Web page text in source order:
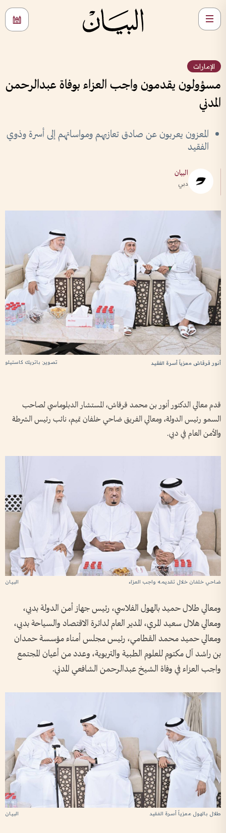
الإمارات
مسؤولون يقدمون واجب العزاء بوفاة عبدالرحمن
المدني
المعزون يعربون عن صادق تعازيهم ومواساتهم إلى أسرة وذوي
الفقيد
البيان
دبي
تصوير: باتريك كاستيلو أنور قرقاش معزياً أسرة الفقيد
قدم معالي الدكتور أنور بن محمد قرقاش، المستشار الدبلوماسي لصاحب
السمو رئيس الدولة، ومعالي الفريق ضاحي خلفان تميم، نائب رئيس الشرطة
والأمن العام في دبي.
ضاحي خلفان خلال تقديمه واجب العزاء
ومعالي طلال حميد بالهول الفلاسي، رئيس جهاز أمن الدولة بدبي،
ومعالي هلال سعيد المري، المدير العام لدائرة الاقتصاد والسياحة بدبي،
ومعالي حميد محمد القطامي، رئيس مجلس أمناء مؤسسة حمدان
بن راشد آل مكتوم للعلوم الطبية والتربوية، وعدد من أعيان المجتمع
واجب العزاء في وفاة الشيخ عبدالرحمن الشافعي المدني.
طلال بالهول معزياً أسرة الفقيد